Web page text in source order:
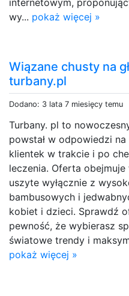
wy... pokaż więcej »
Wiązane chusty na
turbany.pl
Dodano: 3 lata 7 miesięcy temu
Turbany. pl to
powstał w odpowiedzi
klientek w trakcie i po
leczenia. Oferta
uszyte wyłącznie z
bambusowych i
kobiet i dzieci. Sprawdź
pewność, że wybierasz
światowe trendy i
pokaż więcej »